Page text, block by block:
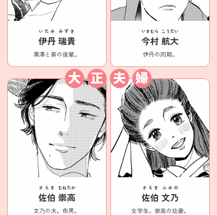
伊丹
いたみ
瑞貴
みずき
黒澤と葵の後輩。
今村
いまむら
航大
こうだい
伊丹の同期。
佐伯
さえき
崇高
むねたか
文乃の夫。色男。
佐伯
さえき
文乃
ふみの
女学生。崇高の幼妻。